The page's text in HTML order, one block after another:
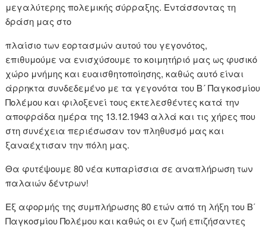
μεγαλύτερης πολεμικής σύρραξης. Εντάσσοντας τη
δράση μας στο
πλαίσιο των εορτασμών αυτού του γεγονότος,
επιθυμούμε να ενισχύσουμε το κοιμητήριό μας ως φυσικό
χώρο μνήμης και ευαισθητοποίησης, καθώς αυτό είναι
άρρηκτα συνδεδεμένο με τα γεγονότα του Β´ Παγκοσμίου
Πολέμου και φιλοξενεί τους εκτελεσθέντες κατά την
αποφράδα ημέρα της 13.12.1943 αλλά και τις χήρες που
στη συνέχεια περιέσωσαν τον πληθυσμό μας και
ξαναέχτισαν την πόλη μας.
Θα φυτέψουμε 80 νέα κυπαρίσσια σε αναπλήρωση των
παλαιών δέντρων!
Eξ αφορμής της συμπλήρωσης 80 ετών από τη λήξη του Β΄
Παγκοσμίου Πολέμου και καθώς οι εν ζωή επιζήσαντες